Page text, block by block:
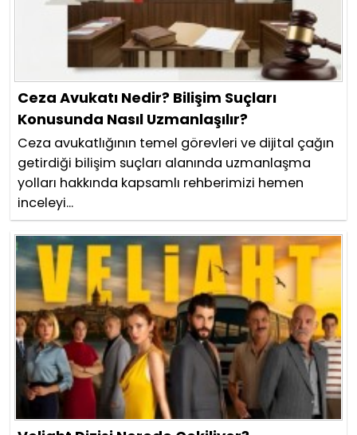
Ceza Avukatı Nedir? Bilişim Suçları
Konusunda Nasıl Uzmanlaşılır?
Ceza avukatlığının temel görevleri ve dijital çağın
getirdiği bilişim suçları alanında uzmanlaşma
yolları hakkında kapsamlı rehberimizi hemen
inceleyi...